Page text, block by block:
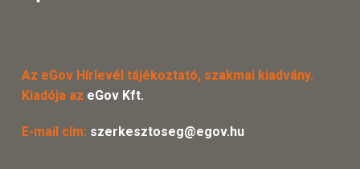
Az eGov Hírlevél tájékoztató, szakmai kiadvány.
Kiadója az eGov Kft.
E-mail cím: szerkesztoseg@egov.hu